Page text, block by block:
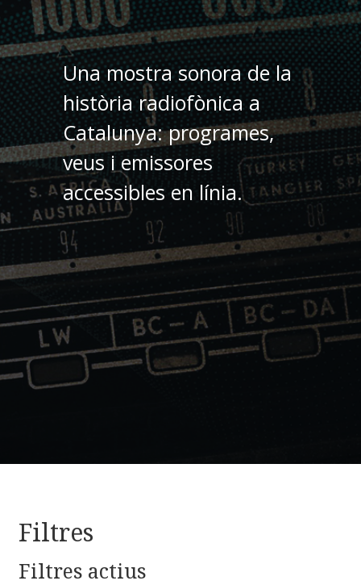
Una mostra sonora de la
història radiofònica a
Catalunya: programes,
veus i emissores
accessibles en línia.
Filtres
Filtres actius